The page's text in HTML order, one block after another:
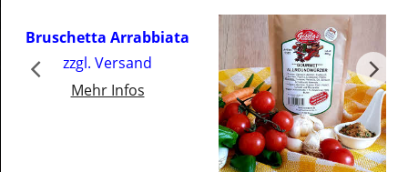
€3.50
Bruschetta Arrabbiata